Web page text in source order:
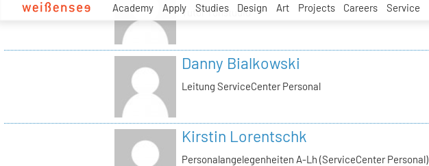
Academy Apply Studies Design Art Projects Careers Service
Tutor Tonstudio
Danny Bialkowski
Leitung ServiceCenter Personal
Kirstin Lorentschk
Personalangelegenheiten A-Lh (ServiceCenter Personal)